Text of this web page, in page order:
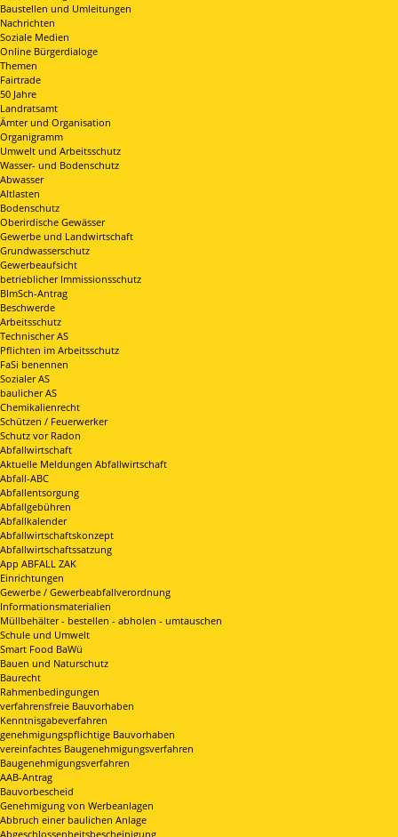
Baustellen und Umleitungen
Nachrichten
Soziale Medien
Online Bürgerdialoge
Themen
Fairtrade
50 Jahre
Landratsamt
Ämter und Organisation
Organigramm
Umwelt und Arbeitsschutz
Wasser- und Bodenschutz
Abwasser
Altlasten
Bodenschutz
Oberirdische Gewässer
Gewerbe und Landwirtschaft
Grundwasserschutz
Gewerbeaufsicht
betrieblicher Immissionsschutz
BImSch-Antrag
Beschwerde
Arbeitsschutz
Technischer AS
Pflichten im Arbeitsschutz
FaSi benennen
Sozialer AS
baulicher AS
Chemikalienrecht
Schützen / Feuerwerker
Schutz vor Radon
Abfallwirtschaft
Aktuelle Meldungen Abfallwirtschaft
Abfall-ABC
Abfallentsorgung
Abfallgebühren
Abfallkalender
Abfallwirtschaftskonzept
Abfallwirtschaftssatzung
App ABFALL ZAK
Einrichtungen
Gewerbe / Gewerbeabfallverordnung
Informationsmaterialien
Müllbehälter - bestellen - abholen - umtauschen
Schule und Umwelt
Smart Food BaWü
Bauen und Naturschutz
Baurecht
Rahmenbedingungen
verfahrensfreie Bauvorhaben
Kenntnisgabeverfahren
genehmigungspflichtige Bauvorhaben
vereinfachtes Baugenehmigungsverfahren
Baugenehmigungsverfahren
AAB-Antrag
Bauvorbescheid
Genehmigung von Werbeanlagen
Abbruch einer baulichen Anlage
Abgeschlossenheitsbescheinigung